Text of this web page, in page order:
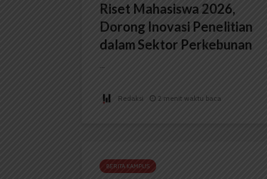
Riset Mahasiswa 2026,
Dorong Inovasi Penelitian
dalam Sektor Perkebunan
...
Redaksi 2 menit waktu baca
BERITA KAMPUS